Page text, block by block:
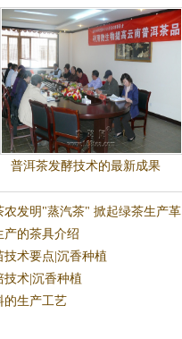
普洱茶发酵技术的最新成果
农发明"蒸汽茶" 掀起绿茶生产革
产的茶具介绍
技术要点|沉香种植
技术|沉香种植
的生产工艺